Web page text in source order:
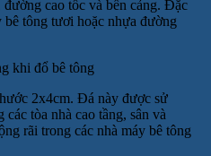
đường cao tốc và bến cảng. Đặc
bê tông tươi hoặc nhựa đường
khi đổ bê tông
2x4cm. Đá này được sử
tòa nhà cao tầng, sân và
rãi trong các nhà máy bê tông